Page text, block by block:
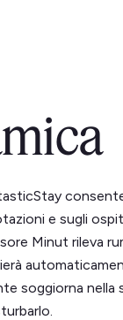
e sugli
Minut rileva
soggiorna